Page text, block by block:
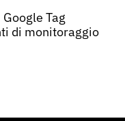
Tag
di monitoraggio